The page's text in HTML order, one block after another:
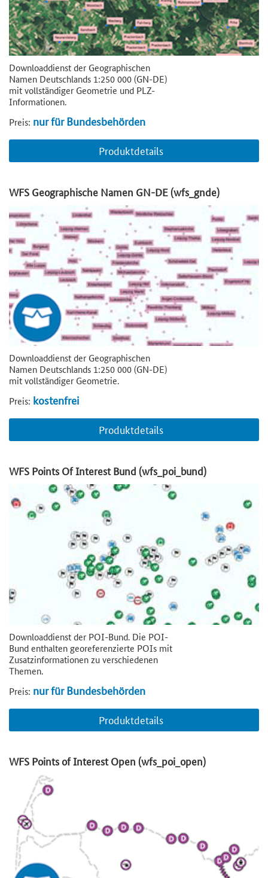
Downloaddienst der Geographischen
Namen Deutschlands 1:250 000 (GN-DE)
mit vollständiger Geometrie und PLZ-
Informationen.
Preis: nur für Bundesbehörden
Produktdetails
WFS Geographische Namen GN-DE (wfs_gnde)
Downloaddienst der Geographischen
Namen Deutschlands 1:250 000 (GN-DE)
mit vollständiger Geometrie.
Preis: kostenfrei
Produktdetails
WFS Points Of Interest Bund (wfs_poi_bund)
Downloaddienst der POI-Bund. Die POI-
Bund enthalten georeferenzierte POIs mit
Zusatzinformationen zu verschiedenen
Themen.
Preis: nur für Bundesbehörden
Produktdetails
WFS Points of Interest Open (wfs_poi_open)